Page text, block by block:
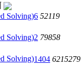
Solving)6 52119
Solving)2 79858
Solving)1404 6215279